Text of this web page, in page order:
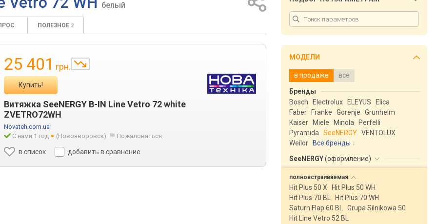
белый
ПОЛЕЗНОЕ 2
25 401 грн.
Купить!
Витяжка SeeNERGY B-IN Line Vetro 72 white
ZVETRO72WH
Novateh.com.ua
С нами 1 год
(Новояворовск) Пожаловаться
в список добавить в сравнение
МОДЕЛИ
в продаже все
Бренды
Bosch
Electrolux ELEYUS
Elica
Faber
Franke Gorenje
Grunhelm
Kaiser
Miele Minola
Perfelli
Pyramida
SeeNERGY VENTOLUX
Weilor
Все бренды
SeeNERGY(оформление)
полновстраиваемая
Hit Plus 50 X
Hit Plus 50 WH
Hit Plus 70 BL
Hit Plus 70 WH
Saturn Flap 60 BL
Grupa Silnikowa 50
Hit Line Vetro 52 BL